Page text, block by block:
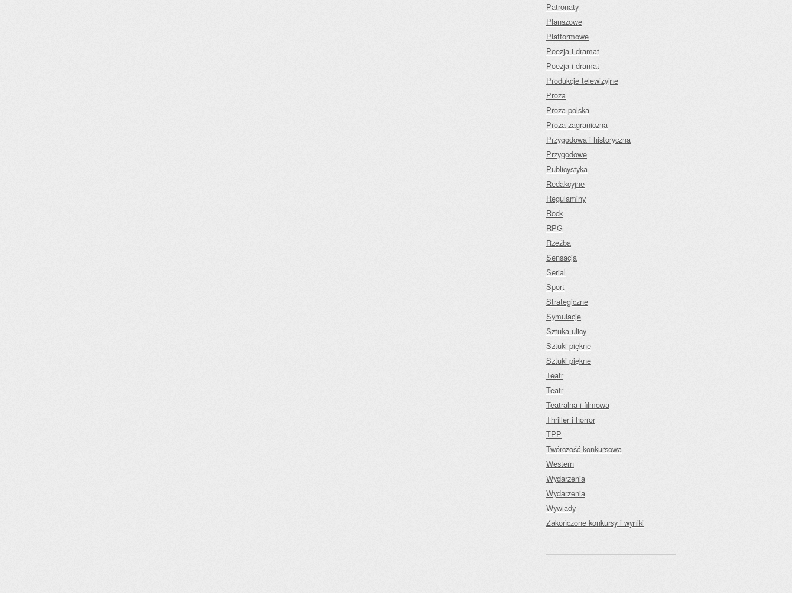
Patronaty
Planszowe
Platformowe
Poezja i dramat
Poezja i dramat
Produkcje telewizyjne
Proza
Proza polska
Proza zagraniczna
Przygodowa i historyczna
Przygodowe
Publicystyka
Redakcyjne
Regulaminy
Rock
RPG
Rzeźba
Sensacja
Serial
Sport
Strategiczne
Symulacje
Sztuka ulicy
Sztuki piękne
Sztuki piękne
Teatr
Teatr
Teatralna i filmowa
Thriller i horror
TPP
Twórczość konkursowa
Western
Wydarzenia
Wydarzenia
Wywiady
Zakończone konkursy i wyniki